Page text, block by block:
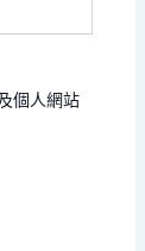
個人網站